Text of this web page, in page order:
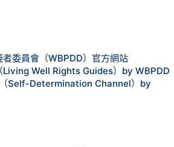
委員會（WBPDD）官方網站
Living Well Rights Guides）by WBPDD
Self-Determination Channel）by